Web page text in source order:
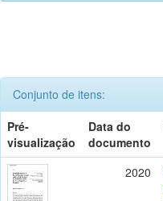
Conjunto de itens:
Pré-
visualização
Data do
documento
2020